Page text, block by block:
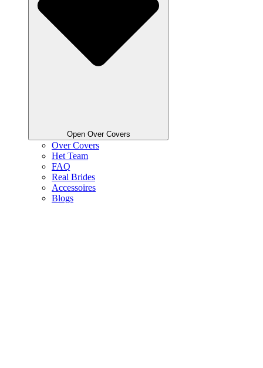
Open Over Covers
Over Covers
Het Team
FAQ
Real Brides
Accessoires
Blogs